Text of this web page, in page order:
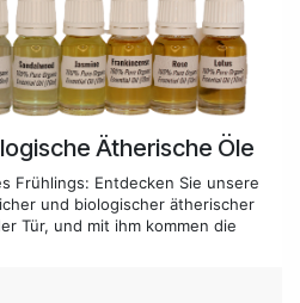
Ätherische Öle
Frühlings: Entdecken Sie unsere
und biologischer ätherischer
Tür, und mit ihm kommen die